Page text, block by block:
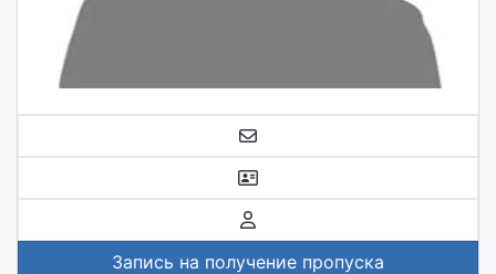
Запись на получение пропуска